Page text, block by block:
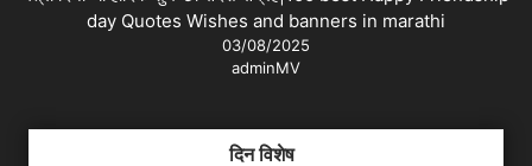
day Quotes Wishes and banners in marathi
03/08/2025
adminMV
दिन विशेष